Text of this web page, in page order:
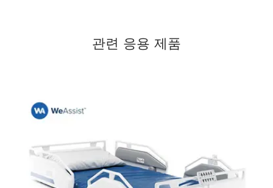
관련 응용 제품